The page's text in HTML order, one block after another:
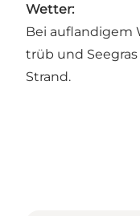
Wetter:
Bei auflandigem
trüb und
Strand.